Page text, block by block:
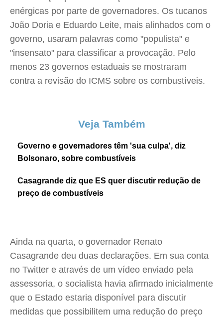
enérgicas por parte de governadores. Os tucanos
João Doria e Eduardo Leite, mais alinhados com o
governo, usaram palavras como "populista" e
"insensato" para classificar a provocação. Pelo
menos 23 governos estaduais se mostraram
contra a revisão do ICMS sobre os combustíveis.
Veja Também
Governo e governadores têm 'sua culpa', diz
Bolsonaro, sobre combustíveis
Casagrande diz que ES quer discutir redução de
preço de combustíveis
Ainda na quarta, o governador Renato
Casagrande deu duas declarações. Em sua conta
no Twitter e através de um vídeo enviado pela
assessoria, o socialista havia afirmado inicialmente
que o Estado estaria disponível para discutir
medidas que possibilitem uma redução do preço